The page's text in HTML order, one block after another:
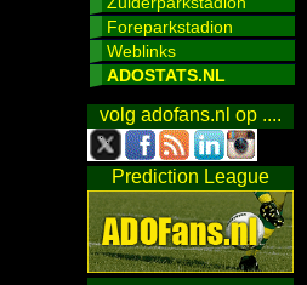
Foreparkstadion
Weblinks
ADOSTATS.NL
volg adofans.nl op ....
Prediction League